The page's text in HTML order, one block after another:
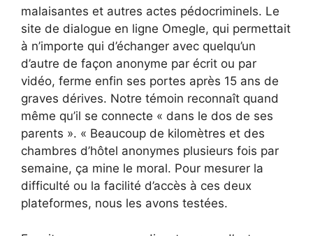
malaisantes et autres actes pédocriminels. Le
site de dialogue en ligne Omegle, qui permettait
à n’importe qui d’échanger avec quelqu’un
d’autre de façon anonyme par écrit ou par
vidéo, ferme enfin ses portes après 15 ans de
graves dérives. Notre témoin reconnaît quand
même qu’il se connecte « dans le dos de ses
parents ». « Beaucoup de kilomètres et des
chambres d’hôtel anonymes plusieurs fois par
semaine, ça mine le moral. Pour mesurer la
difficulté ou la facilité d’accès à ces deux
plateformes, nous les avons testées.